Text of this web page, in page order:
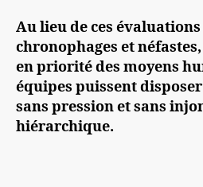
Au lieu de ces évaluations
chronophages et
en priorité des moyens
équipes puissent disposer
sans pression et sans
hiérarchique.